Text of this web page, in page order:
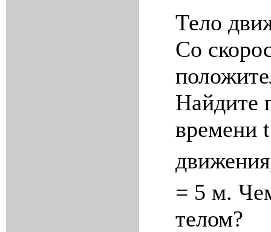
Тело
Со
Найдите
времени t
= 5 м.
телом?